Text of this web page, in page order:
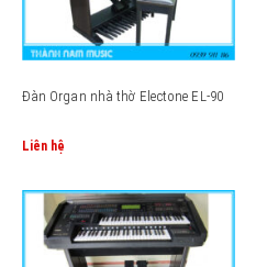
Đàn Organ nhà thờ Electone EL-90
Liên hệ